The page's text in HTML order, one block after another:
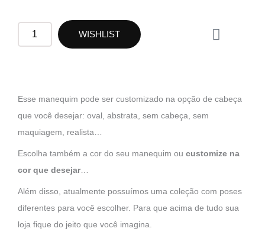
RM03
quantidade
WISHLIST
W
h
a
Esse manequim pode ser customizado na opção de cabeça
que você desejar: oval, abstrata, sem cabeça, sem
maquiagem, realista…
Escolha também a cor do seu manequim ou customize na
cor que desejar…
Além disso, atualmente possuímos uma coleção com poses
diferentes para você escolher. Para que acima de tudo sua
loja fique do jeito que você imagina.